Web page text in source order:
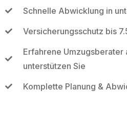
Schnelle Abwicklung in
Versicherungsschutz bis
Erfahrene Umzugsberater
unterstützen Sie
Komplette Planung &